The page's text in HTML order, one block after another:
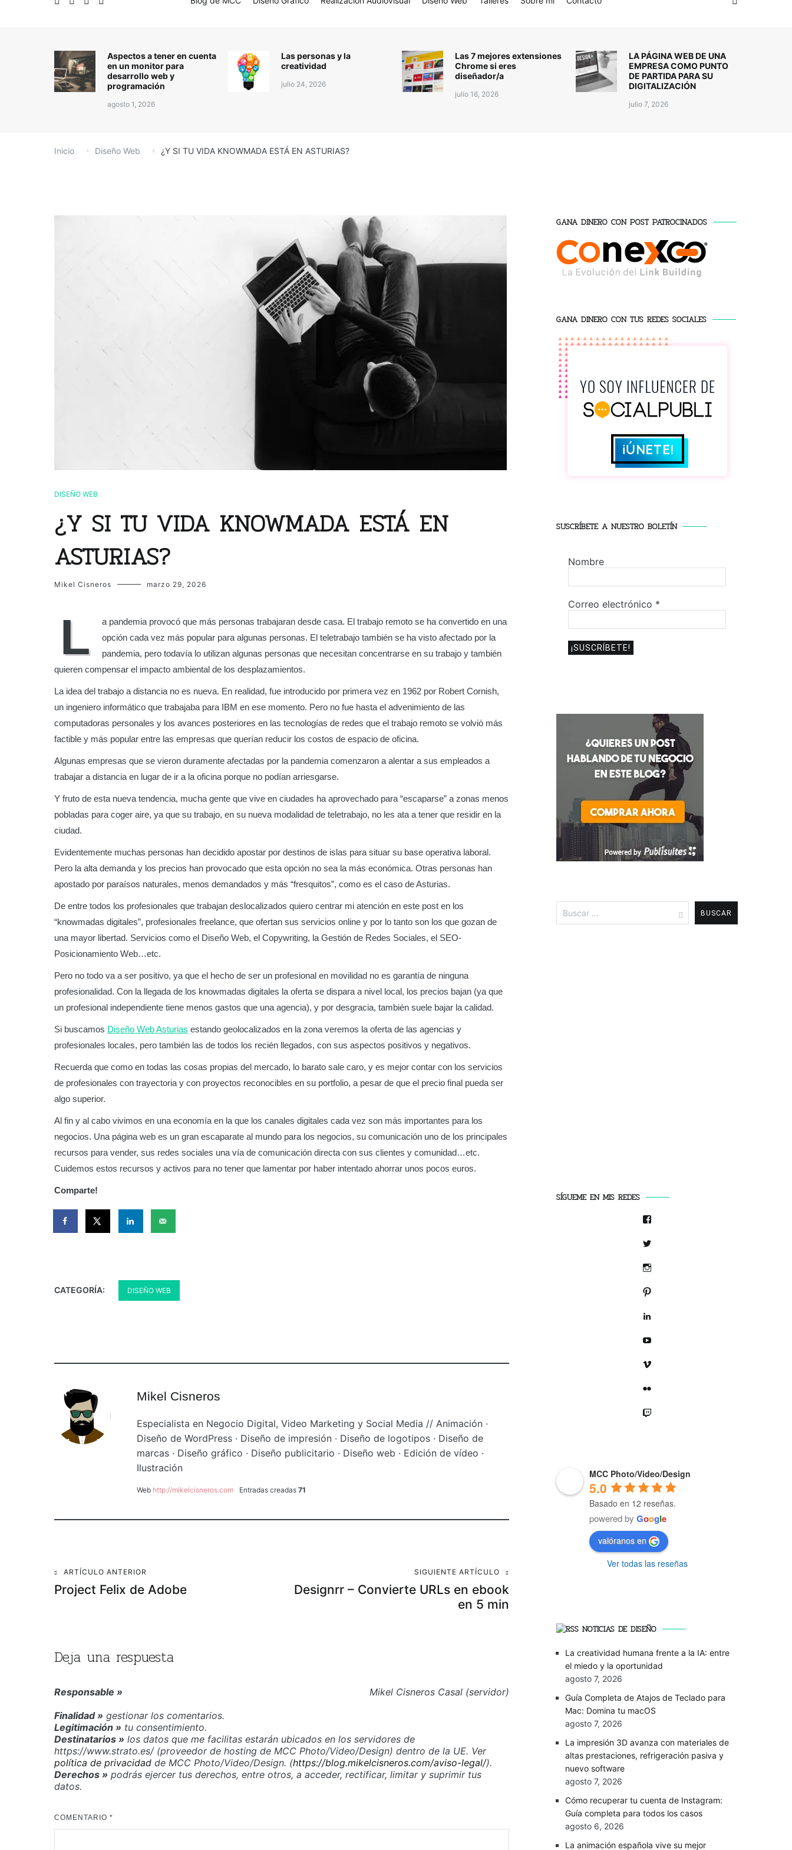
Aspectos a tener en cuenta
en un monitor para
desarrollo web y
programación
agosto 1, 2026
Las personas y la
creatividad
julio 24, 2026
Las 7 mejores extensiones
Chrome si eres
diseñador/a
julio 16, 2026
LA PÁGINA WEB DE UNA
EMPRESA COMO PUNTO
DE PARTIDA PARA SU
DIGITALIZACIÓN
julio 7, 2026
Inicio Diseño Web ¿Y SI TU VIDA KNOWMADA ESTÁ EN ASTURIAS?
DISEÑO WEB
¿Y SI TU VIDA KNOWMADA ESTÁ EN
ASTURIAS?
Mikel Cisneros marzo 29, 2026
L
a pandemia provocó que más personas trabajaran desde casa. El trabajo remoto se ha convertido en una
opción cada vez más popular para algunas personas. El teletrabajo también se ha visto afectado por la
pandemia, pero todavía lo utilizan algunas personas que necesitan concentrarse en su trabajo y también
quieren compensar el impacto ambiental de los desplazamientos.
La idea del trabajo a distancia no es nueva. En realidad, fue introducido por primera vez en 1962 por Robert Cornish,
un ingeniero informático que trabajaba para IBM en ese momento. Pero no fue hasta el advenimiento de las
computadoras personales y los avances posteriores en las tecnologías de redes que el trabajo remoto se volvió más
factible y más popular entre las empresas que querían reducir los costos de espacio de oficina.
Algunas empresas que se vieron duramente afectadas por la pandemia comenzaron a alentar a sus empleados a
trabajar a distancia en lugar de ir a la oficina porque no podían arriesgarse.
Y fruto de esta nueva tendencia, mucha gente que vive en ciudades ha aprovechado para “escaparse” a zonas menos
pobladas para coger aire, ya que su trabajo, en su nueva modalidad de teletrabajo, no les ata a tener que residir en la
ciudad.
Evidentemente muchas personas han decidido apostar por destinos de islas para situar su base operativa laboral.
Pero la alta demanda y los precios han provocado que esta opción no sea la más económica. Otras personas han
apostado por paraísos naturales, menos demandados y más “fresquitos”, como es el caso de Asturias.
De entre todos los profesionales que trabajan deslocalizados quiero centrar mi atención en este post en los
“knowmadas digitales”, profesionales freelance, que ofertan sus servicios online y por lo tanto son los que gozan de
una mayor libertad. Servicios como el Diseño Web, el Copywriting, la Gestión de Redes Sociales, el SEO-
Posicionamiento Web…etc.
Pero no todo va a ser positivo, ya que el hecho de ser un profesional en movilidad no es garantía de ninguna
profesionalidad. Con la llegada de los knowmadas digitales la oferta se dispara a nivel local, los precios bajan (ya que
un profesional independiente tiene menos gastos que una agencia), y por desgracia, también suele bajar la calidad.
Si buscamos Diseño Web Asturias estando geolocalizados en la zona veremos la oferta de las agencias y
profesionales locales, pero también las de todos los recién llegados, con sus aspectos positivos y negativos.
Recuerda que como en todas las cosas propias del mercado, lo barato sale caro, y es mejor contar con los servicios
de profesionales con trayectoria y con proyectos reconocibles en su portfolio, a pesar de que el precio final pueda ser
algo superior.
Al fin y al cabo vivimos en una economía en la que los canales digitales cada vez son más importantes para los
negocios. Una página web es un gran escaparate al mundo para los negocios, su comunicación uno de los principales
recursos para vender, sus redes sociales una vía de comunicación directa con sus clientes y comunidad…etc.
Cuidemos estos recursos y activos para no tener que lamentar por haber intentado ahorrar unos pocos euros.
Comparte!
CATEGORÍA: DISEÑO WEB
Mikel Cisneros
Especialista en Negocio Digital, Video Marketing y Social Media // Animación ·
Diseño de WordPress · Diseño de impresión · Diseño de logotipos · Diseño de
marcas · Diseño gráfico · Diseño publicitario · Diseño web · Edición de vídeo ·
Ilustración
Web http://mikelcisneros.com Entradas creadas 71
Navegación
de
ARTÍCULO ANTERIOR
Project Felix de Adobe
SIGUIENTE ARTÍCULO
Designrr – Convierte URLs en ebook
en 5 min
Deja una respuesta
Responsable »
Mikel Cisneros Casal (servidor)
Finalidad » gestionar los comentarios.
Legitimación » tu consentimiento.
Destinatarios » los datos que me facilitas estarán ubicados en los servidores de
https://www.strato.es/ (proveedor de hosting de MCC Photo/Video/Design) dentro de la UE. Ver
política de privacidad de MCC Photo/Video/Design. (https://blog.mikelcisneros.com/aviso-legal/).
Derechos » podrás ejercer tus derechos, entre otros, a acceder, rectificar, limitar y suprimir tus
datos.
COMENTARIO *
GANA DINERO CON POST PATROCINADOS
GANA DINERO CON TUS REDES SOCIALES
SUSCRÍBETE A NUESTRO BOLETÍN
Nombre
Correo electrónico *
SÍGUEME EN MIS REDES
MCC Photo/Video/Design
5.0
Basado en 12 reseñas.
powered by Google
valóranos en
Ver todas las reseñas
NOTICIAS DE DISEÑO
La creatividad humana frente a la IA: entre
el miedo y la oportunidad
agosto 7, 2026
Guía Completa de Atajos de Teclado para
Mac: Domina tu macOS
agosto 7, 2026
La impresión 3D avanza con materiales de
altas prestaciones, refrigeración pasiva y
nuevo software
agosto 7, 2026
Cómo recuperar tu cuenta de Instagram:
Guía completa para todos los casos
agosto 6, 2026
La animación española vive su mejor